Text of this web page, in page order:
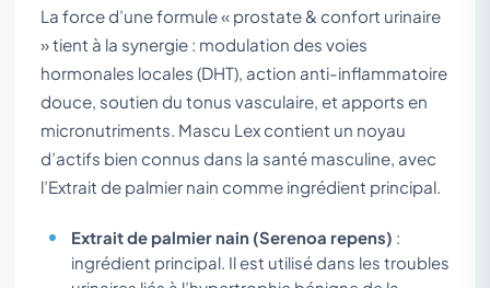
La force d’une formule « prostate & confort urinaire
» tient à la synergie : modulation des voies
hormonales locales (DHT), action anti-inflammatoire
douce, soutien du tonus vasculaire, et apports en
micronutriments. Mascu Lex contient un noyau
d’actifs bien connus dans la santé masculine, avec
l’Extrait de palmier nain comme ingrédient principal.
Extrait de palmier nain (Serenoa repens) :
ingrédient principal. Il est utilisé dans les troubles